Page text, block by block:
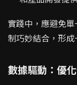
實踐中，應避免
制巧妙結合，形成
數據驅動：優